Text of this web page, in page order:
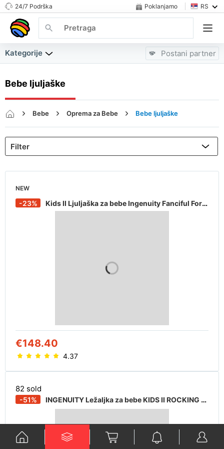
24/7 Podrška Poklanjamo RS
Kategorije Postani partner
Bebe ljuljaške
Bebe Oprema za Bebe Bebe ljuljaške
NEW
-23% Kids II Ljuljaška za bebe Ingenuity Fanciful Forest SKU 10845, Siva
€148.40
4.37
82 sold
-51% INGENUITY Ležaljka za bebe KIDS II ROCKING SEAT - CUDDLE LAMB 12118